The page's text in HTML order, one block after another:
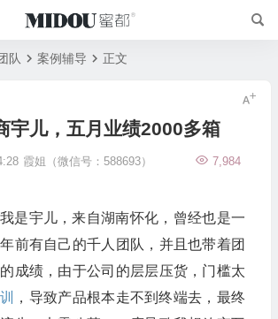
队 案例辅导 正文
宇儿，五月业绩2000多箱
霞姐（微信号：588693）
7,984
是宇儿，来自湖南怀化，曾经也是一
前有自己的千人团队，并且也带着团
成绩，由于公司的层层压货，门槛太
，导致产品根本走不到终端去，最终